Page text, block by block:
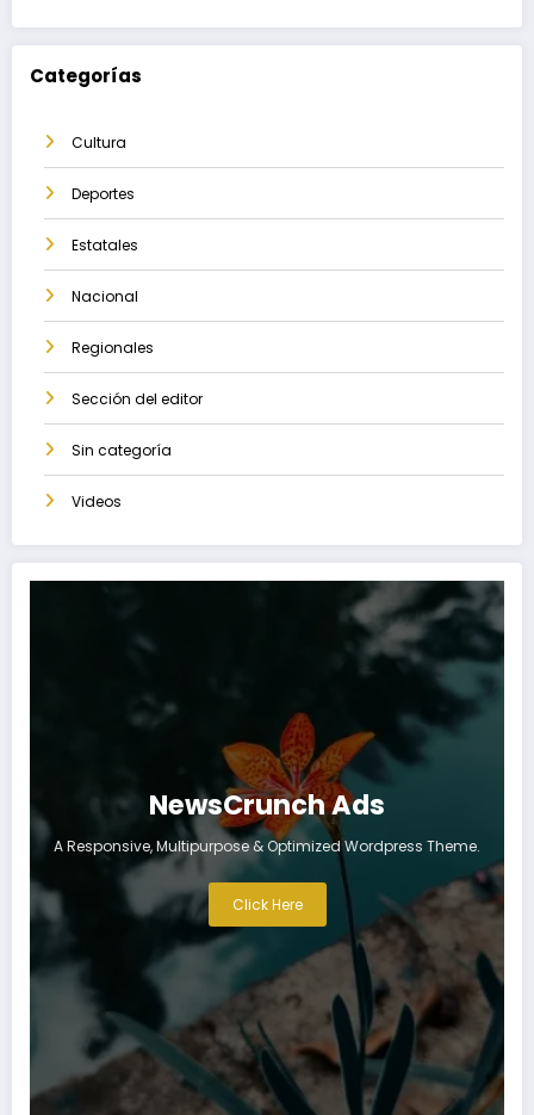
Categorías
Cultura
Deportes
Estatales
Nacional
Regionales
Sección del editor
Sin categoría
Videos
NewsCrunch Ads
A Responsive, Multipurpose & Optimized Wordpress Theme.
Click Here